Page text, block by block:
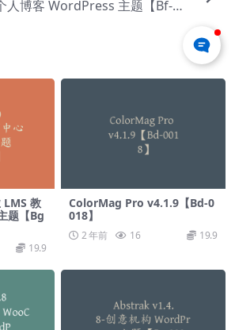
人博客 WordPress 主题【Bf-00
LMS 教
题【Bg
19.9
ColorMag Pro v4.1.9【Bd-0
018】
2 年前 16 19.9